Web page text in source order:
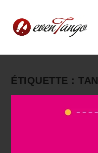
ÉTIQUETTE :